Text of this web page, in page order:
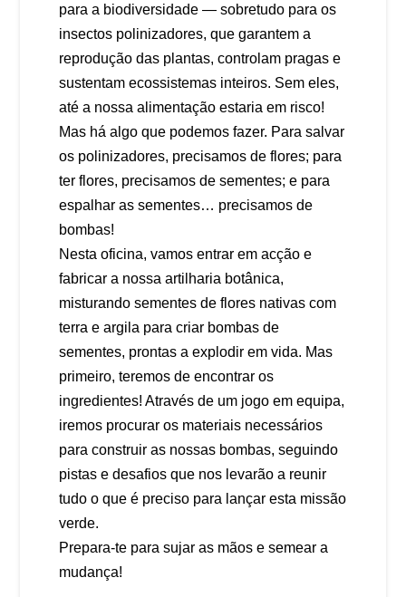
para a biodiversidade — sobretudo para os
insectos polinizadores, que garantem a
reprodução das plantas, controlam pragas e
sustentam ecossistemas inteiros. Sem eles,
até a nossa alimentação estaria em risco!
Mas há algo que podemos fazer. Para salvar
os polinizadores, precisamos de flores; para
ter flores, precisamos de sementes; e para
espalhar as sementes… precisamos de
bombas!
Nesta oficina, vamos entrar em acção e
fabricar a nossa artilharia botânica,
misturando sementes de flores nativas com
terra e argila para criar bombas de
sementes, prontas a explodir em vida. Mas
primeiro, teremos de encontrar os
ingredientes! Através de um jogo em equipa,
iremos procurar os materiais necessários
para construir as nossas bombas, seguindo
pistas e desafios que nos levarão a reunir
tudo o que é preciso para lançar esta missão
verde.
Prepara-te para sujar as mãos e semear a
mudança!